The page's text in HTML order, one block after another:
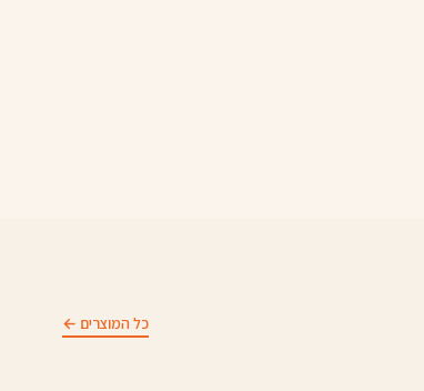
כל המוצרים ←